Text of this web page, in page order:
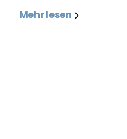
Mehr lesen